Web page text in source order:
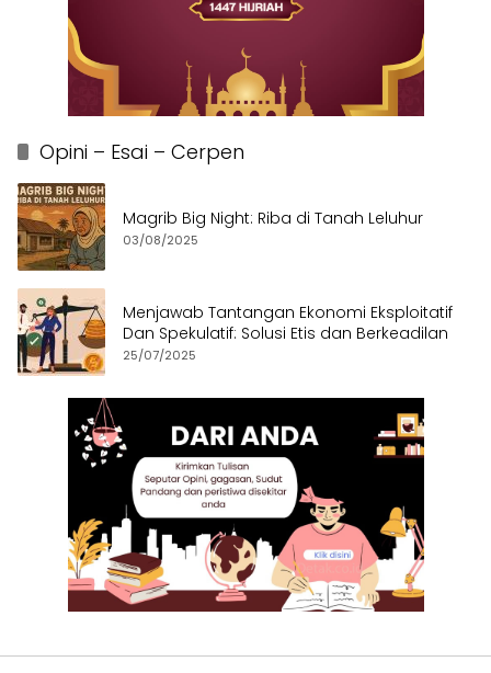
Opini – Esai – Cerpen
Magrib Big Night: Riba di Tanah Leluhur
03/08/2025
Menjawab Tantangan Ekonomi Eksploitatif
Dan Spekulatif: Solusi Etis dan Berkeadilan
25/07/2025